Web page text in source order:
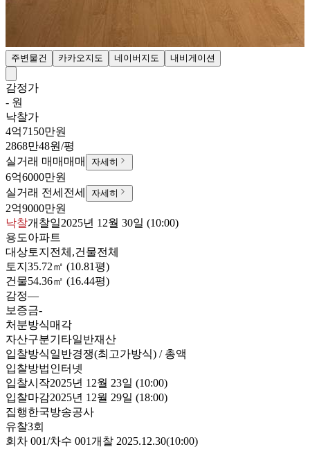
주변물건 카카오지도 네이버지도 내비게이션
감정가
- 원
낙찰가
4억7150만원
2868만48원/평
실거래 매매 매매 자세히
6억6000만원
실거래 전세 전세 자세히
2억9000만원
낙찰개찰일2025년 12월 30일 (10:00)
용도아파트
대상토지전체,건물전체
토지 35.72㎡ (10.81평)
건물54.36㎡ (16.44평)
감정—
보증금-
처분방식매각
자산구분기타일반재산
입찰방식일반경쟁(최고가방식) / 총액
입찰방법인터넷
입찰시작2025년 12월 23일 (10:00)
입찰마감2025년 12월 29일 (18:00)
집행한국방송공사
유찰3회
회차 001/차수 001개찰 2025.12.30(10:00)